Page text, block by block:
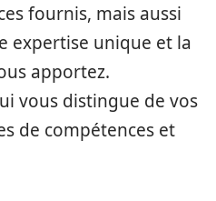
fournis, mais aussi
expertise unique et la
apportez.
vous distingue de vos
de compétences et